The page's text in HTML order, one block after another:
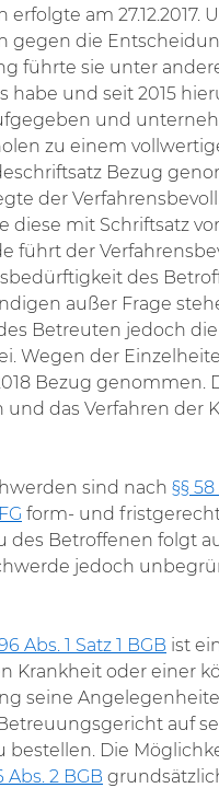
erfolgte am 27.12.2017.
gegen die
führte sie unter
habe und seit 2015
und
zu einem
Bezug
der
diese mit Schriftsatz
führt der
des
außer Frage
Betreuten jedoch
Wegen der
Bezug
und das Verfahren der
sind nach §§ 58
form- und
des Betroffenen folgt
jedoch
Abs. 1 Satz 1 BGB ist
Krankheit oder einer
seine
auf
bestellen. Die
Abs. 2 BGB